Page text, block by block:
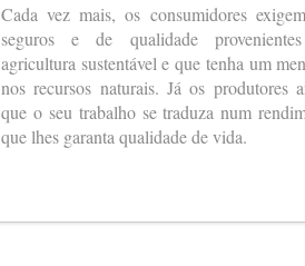
Cada vez mais, os consumidores
seguros e de qualidade
agricultura sustentável e que tenha um
nos recursos naturais. Já os produtores
que o seu trabalho se traduza num
que lhes garanta qualidade de vida.